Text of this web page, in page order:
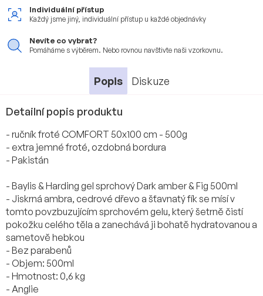
Individuální přístup
Každý jsme jiný, individuální přístup u každé objednávky
Nevíte co vybrat?
Pomáháme s výběrem. Nebo rovnou navštivte naši vzorkovnu.
Popis Diskuze
Detailní popis produktu
- ručník froté COMFORT 50x100 cm - 500g
- extra jemné froté, ozdobná bordura
- Pakistán
- Baylis & Harding gel sprchový Dark amber & Fig 500ml
- Jiskrná ambra, cedrové dřevo a šťavnatý fík se mísí v
tomto povzbuzujícím sprchovém gelu, který šetrně čistí
pokožku celého těla a zanechává ji bohatě hydratovanou a
sametově hebkou
- Bez parabenů
- Objem: 500ml
- Hmotnost: 0,6 kg
- Anglie